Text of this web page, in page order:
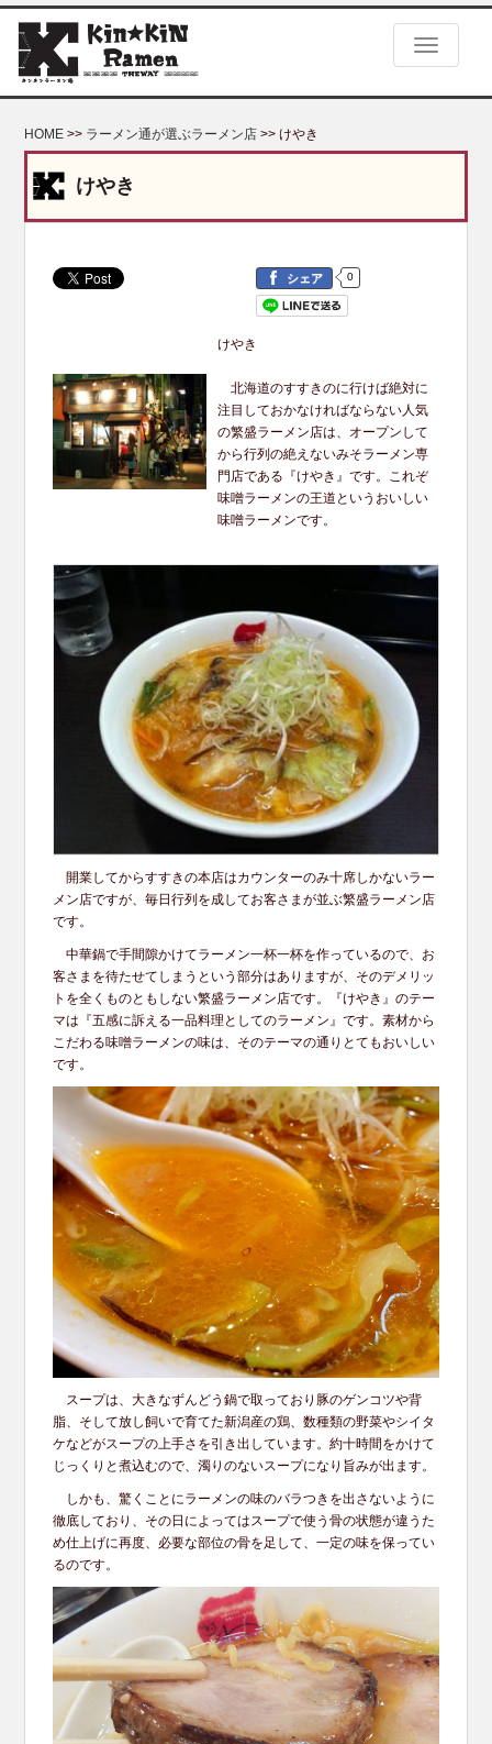
t
HOME>> ラーメン通が選ぶラーメン店>> けやき
けやき
シェア 0
けやき
北海道のすすきのに行けば絶対に
注目しておかなければならない人気
の繁盛ラーメン店は、オープンして
から行列の絶えないみそラーメン専
門店である『けやき』です。これぞ
味噌ラーメンの王道というおいしい
味噌ラーメンです。
開業してからすすきの本店はカウンターのみ十席しかないラー
メン店ですが、毎日行列を成してお客さまが並ぶ繁盛ラーメン店
です。
中華鍋で手間隙かけてラーメン一杯一杯を作っているので、お
客さまを待たせてしまうという部分はありますが、そのデメリッ
トを全くものともしない繁盛ラーメン店です。『けやき』のテー
マは『五感に訴える一品料理としてのラーメン』です。素材から
こだわる味噌ラーメンの味は、そのテーマの通りとてもおいしい
です。
スープは、大きなずんどう鍋で取っており豚のゲンコツや背
脂、そして放し飼いで育てた新潟産の鶏、数種類の野菜やシイタ
ケなどがスープの上手さを引き出しています。約十時間をかけて
じっくりと煮込むので、濁りのないスープになり旨みが出ます。
しかも、驚くことにラーメンの味のバラつきを出さないように
徹底しており、その日によってはスープで使う骨の状態が違うた
め仕上げに再度、必要な部位の骨を足して、一定の味を保ってい
るのです。